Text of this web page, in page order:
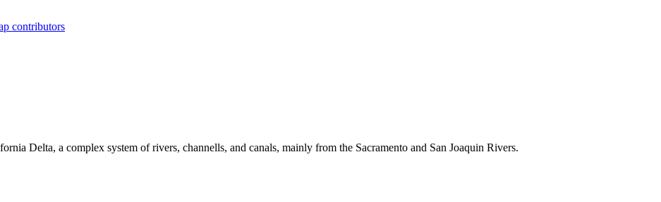
contributors
Delta, a complex system of rivers, channells, and canals, mainly from the Sacramento and San Joaquin Rivers.